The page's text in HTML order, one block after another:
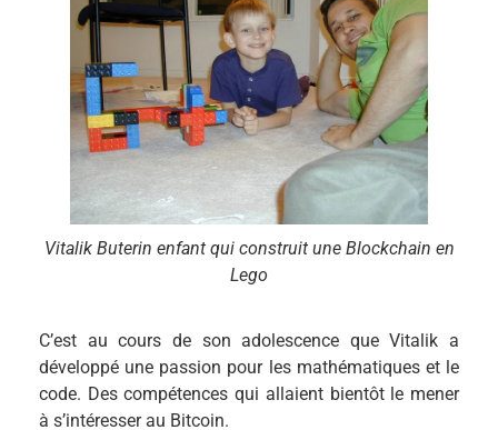
Vitalik Buterin enfant qui construit une Blockchain en
Lego
C’est au cours de son adolescence que Vitalik a
développé une passion pour les mathématiques et le
code. Des compétences qui allaient bientôt le mener
à s’intéresser au Bitcoin.